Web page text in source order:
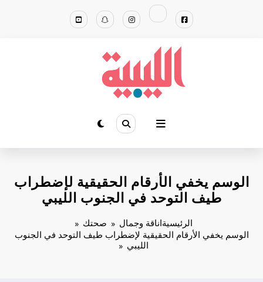
الوسم يخفي الأرقام الحقيقية لإضطراب
طيف التوحد في الجنوب الليبي
الرئيسيةاناقة وجمال
صحتك
الوسم يخفي الأرقام الحقيقية لإضطراب طيف التوحد في الجنوب
الليبي